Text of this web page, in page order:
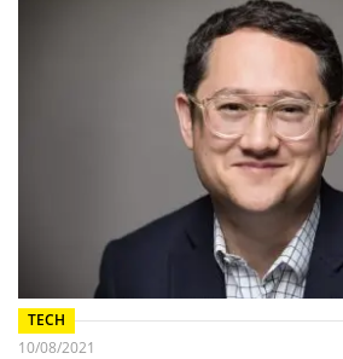
TECH
10/08/2021